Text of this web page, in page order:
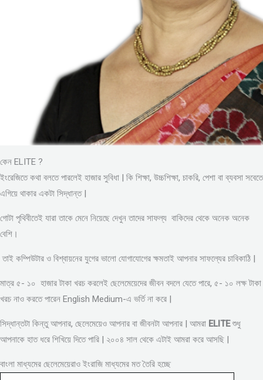
কেন ELITE ?
ইংরেজিতে কথা বলতে পারলেই হাজার সুবিধা | কি শিক্ষা, উচ্চশিক্ষা, চাকরি, পেশা বা ব্যবসা সবেতে
এগিয়ে থাকার একটা সিদ্ধান্ত |
গোটা পৃথিবীতেই যারা তাকে মেনে নিয়েছে দেখুন তাদের সাফল্য বাকিদের থেকে অনেক অনেক
বেশি।
তাই কম্পিউটার ও বিশ্বায়নের যুগের ভালো যোগাযোগের ক্ষমতাই আপনার সাফল্যের চাবিকাঠি |
মাত্র ৫- ১০ হাজার টাকা খরচ করলেই ছেলেমেয়েদের জীবন বদলে যেতে পারে, ৫- ১০ লক্ষ টাকা
খরচ নাও করতে পারেন English Medium-এ ভর্তি না করে |
সিদ্ধান্তটা কিন্তু আপনার, ছেলেমেয়েও আপনার বা জীবনটা আপনার | আমরা ELITEশুধু
আপনাকে হাত ধরে শিখিয়ে দিতে পারি | ২০০৪ সাল থেকে এটাই আমরা করে আসছি |
বাংলা মাধ্যমের ছেলেমেয়েরাও ইংরাজি মাধ্যমের মত তৈরি হচ্ছে